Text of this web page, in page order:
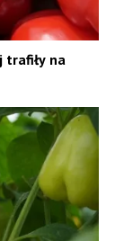
trafiły na